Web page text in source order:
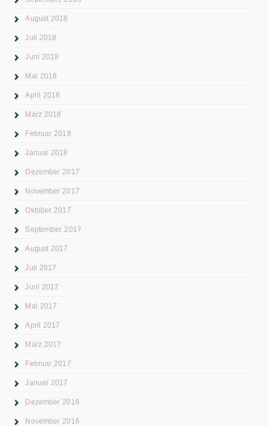
August 2018
Juli 2018
Juni 2018
Mai 2018
April 2018
März 2018
Februar 2018
Januar 2018
Dezember 2017
November 2017
Oktober 2017
September 2017
August 2017
Juli 2017
Juni 2017
Mai 2017
April 2017
März 2017
Februar 2017
Januar 2017
Dezember 2016
November 2016